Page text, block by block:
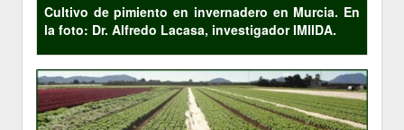
Cultivo de pimiento en invernadero en Murcia. En
la foto: Dr. Alfredo Lacasa, investigador IMIIDA.